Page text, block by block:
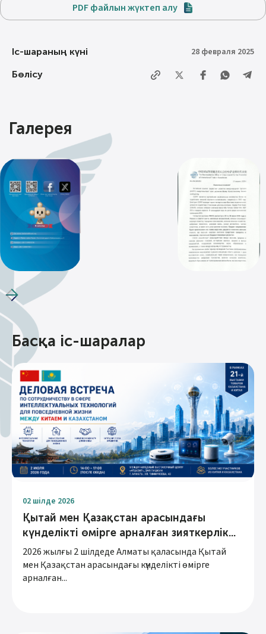
PDF файлын жүктеп алу
Іс-шараның күні 28 февраля 2025
Бөлісу
Галерея
Басқа іс-шаралар
02 шілде 2026
Қытай мен Қазақстан арасындағы
күнделікті өмірге арналған зияткерлік...
2026 жылғы 2 шілдеде Алматы қаласында Қытай
мен Қазақстан арасындағы күнделікті өмірге
арналған...